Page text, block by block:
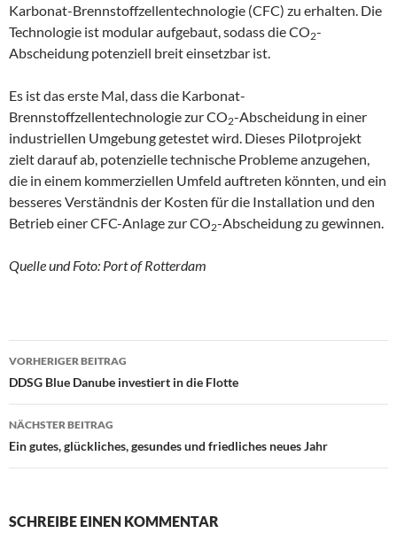
Karbonat-Brennstoffzellentechnologie (CFC) zu erhalten. Die
Technologie ist modular aufgebaut, sodass die CO2-
Abscheidung potenziell breit einsetzbar ist.
Es ist das erste Mal, dass die Karbonat-
Brennstoffzellentechnologie zur CO2-Abscheidung in einer
industriellen Umgebung getestet wird. Dieses Pilotprojekt
zielt darauf ab, potenzielle technische Probleme anzugehen,
die in einem kommerziellen Umfeld auftreten könnten, und ein
besseres Verständnis der Kosten für die Installation und den
Betrieb einer CFC-Anlage zur CO2-Abscheidung zu gewinnen.
Quelle und Foto: Port of Rotterdam
Beitragsnavigation
VORHERIGER BEITRAG
DDSG Blue Danube investiert in die Flotte
NÄCHSTER BEITRAG
Ein gutes, glückliches, gesundes und friedliches neues Jahr
SCHREIBE EINEN KOMMENTAR